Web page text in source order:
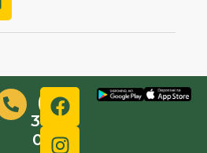
(48)
3632-
0000